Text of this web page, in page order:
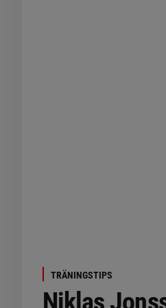
TRÄNINGSTIPS
Niklas